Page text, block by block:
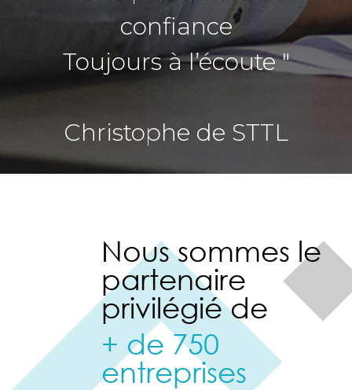
confiance
Toujours à l’écoute "
Christophe de STTL
Nous sommes le
partenaire
privilégié de
+ de 750
entreprises